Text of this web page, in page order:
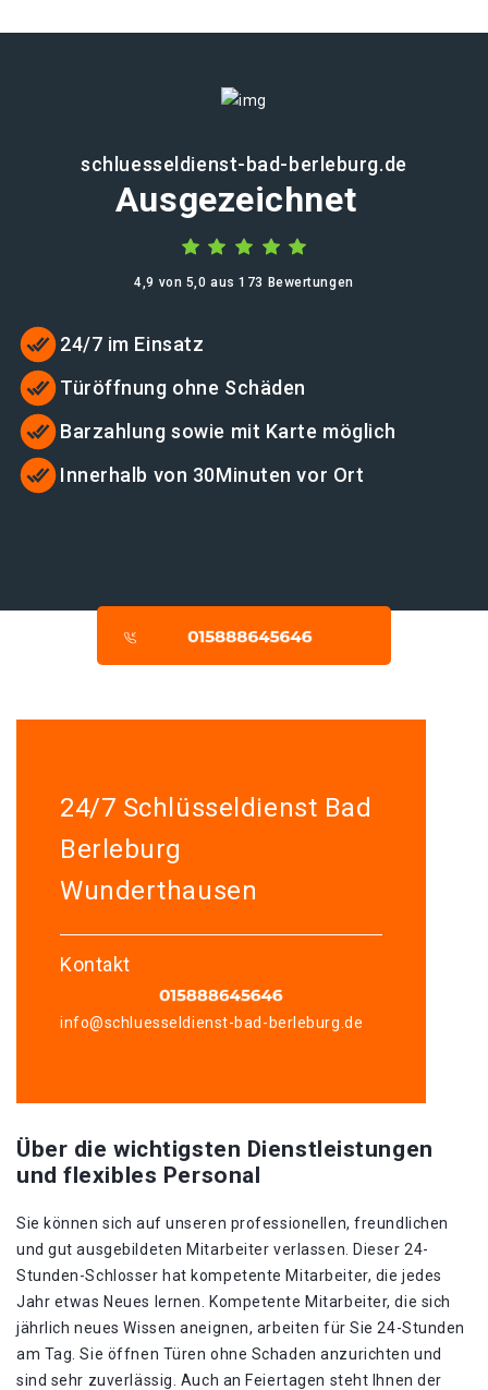
schluesseldienst-bad-berleburg.de
Ausgezeichnet
4,9 von 5,0 aus 173 Bewertungen
24/7 im Einsatz
Türöffnung ohne Schäden
Barzahlung sowie mit Karte möglich
Innerhalb von 30Minuten vor Ort
24/7 Schlüsseldienst Bad
Berleburg
Wunderthausen
Kontakt
info@schluesseldienst-bad-berleburg.de
Über die wichtigsten Dienstleistungen
und flexibles Personal
Sie können sich auf unseren professionellen, freundlichen
und gut ausgebildeten Mitarbeiter verlassen. Dieser 24-
Stunden-Schlosser hat kompetente Mitarbeiter, die jedes
Jahr etwas Neues lernen. Kompetente Mitarbeiter, die sich
jährlich neues Wissen aneignen, arbeiten für Sie 24-Stunden
am Tag. Sie öffnen Türen ohne Schaden anzurichten und
sind sehr zuverlässig. Auch an Feiertagen steht Ihnen der